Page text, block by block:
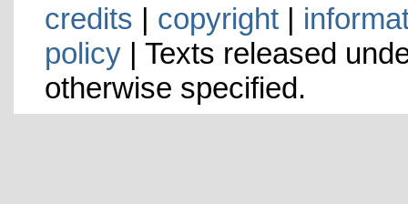
credits | copyright|
policy| Texts released
otherwise specified.